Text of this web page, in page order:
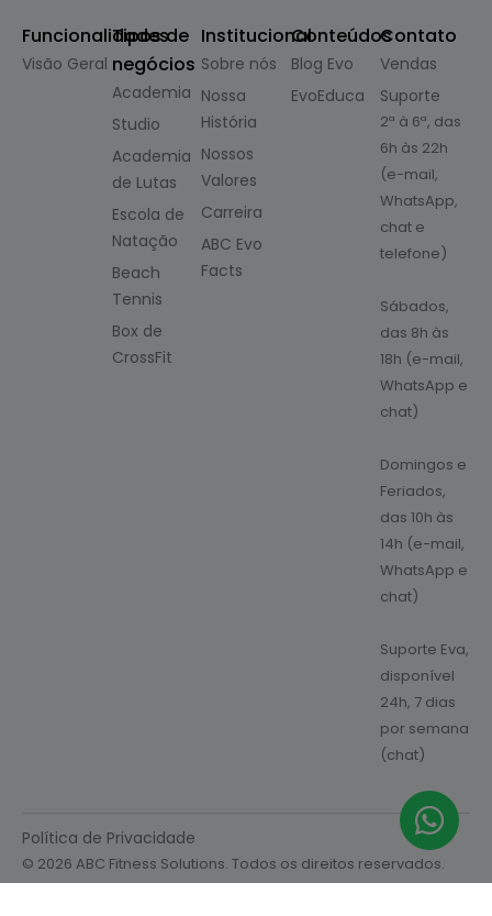
Funcionalidades
Visão Geral
Tipos de
negócios
Academia
Studio
Academia
de Lutas
Escola de
Natação
Beach
Tennis
Box de
CrossFit
Institucional
Sobre nós
Nossa
História
Nossos
Valores
Carreira
ABC Evo
Facts
Conteúdos
Blog Evo
EvoEduca
Contato
Vendas
Suporte
2ª à 6ª, das
6h às 22h
(e-mail,
WhatsApp,
chat e
telefone)
Sábados,
das 8h às
18h (e-mail,
WhatsApp e
chat)
Domingos e
Feriados,
das 10h às
14h (e-mail,
WhatsApp e
chat)
Suporte Eva,
disponível
24h, 7 dias
por semana
(chat)
Política de Privacidade
© 2026 ABC Fitness Solutions. Todos os direitos reservados.